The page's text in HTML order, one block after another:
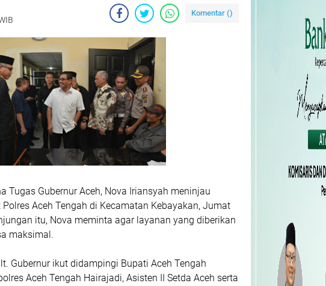
Komentar ()
Tugas Gubernur Aceh, Nova Iriansyah meninjau
Aceh Tengah di Kecamatan Kebayakan, Jumat
itu, Nova meminta agar layanan yang diberikan
maksimal.
Gubernur ikut didampingi Bupati Aceh Tengah
Aceh Tengah Hairajadi, Asisten II Setda Aceh serta